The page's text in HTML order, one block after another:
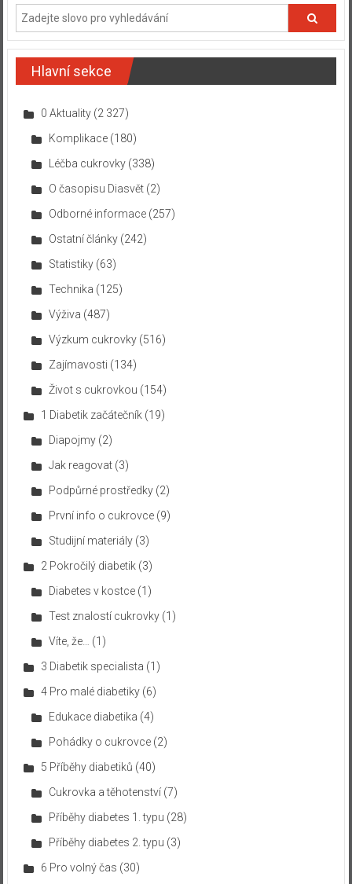
Hlavní sekce
0 Aktuality(2 327)
Komplikace(180)
Léčba cukrovky(338)
O časopisu Diasvět(2)
Odborné informace(257)
Ostatní články(242)
Statistiky(63)
Technika (125)
Výživa (487)
Výzkum cukrovky(516)
Zajímavosti (134)
Život s cukrovkou (154)
1 Diabetik začátečník(19)
Diapojmy(2)
Jak reagovat(3)
Podpůrné prostředky(2)
První info o cukrovce(9)
Studijní materiály(3)
2 Pokročilý diabetik(3)
Diabetes v kostce(1)
Test znalostí cukrovky(1)
Víte, že…
(1)
3 Diabetik specialista (1)
4 Pro malé diabetiky(6)
Edukace diabetika (4)
Pohádky o cukrovce(2)
5 Příběhy diabetiků (40)
Cukrovka a těhotenství(7)
Příběhy diabetes 1. typu (28)
Příběhy diabetes 2. typu (3)
6 Pro volný čas (30)